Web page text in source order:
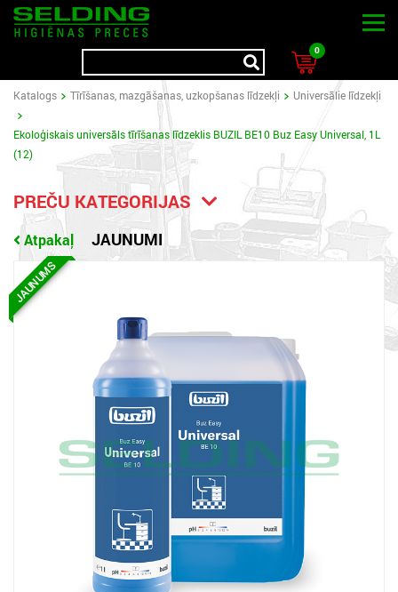
0
Katalogs Tīrīšanas, mazgāšanas, uzkopšanas līdzekļi Universālie līdzekļi
Ekoloģiskais universāls tīrīšanas līdzeklis BUZIL BE10 Buz Easy Universal, 1L
(12)
PREČU KATEGORIJAS
Atpakaļ JAUNUMI
JAUNUMS